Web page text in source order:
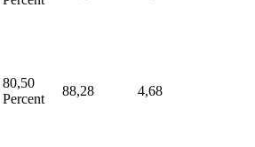
80,50
Percent
88,28 4,68